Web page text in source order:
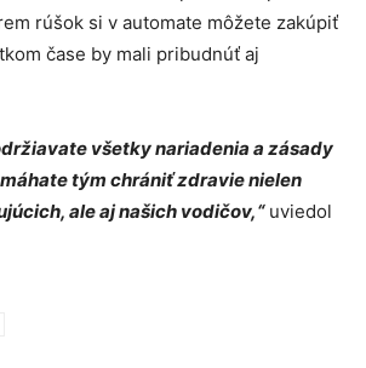
rúšok si v automate môžete zakúpiť
čase by mali pribudnúť aj
všetky nariadenia a zásady
tým chrániť zdravie nielen
ale aj našich vodičov,“uviedol